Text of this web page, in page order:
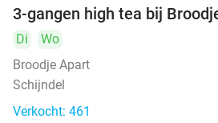
3-gangen high tea bij
Di
Wo
Broodje Apart
Schijndel
Verkocht: 461